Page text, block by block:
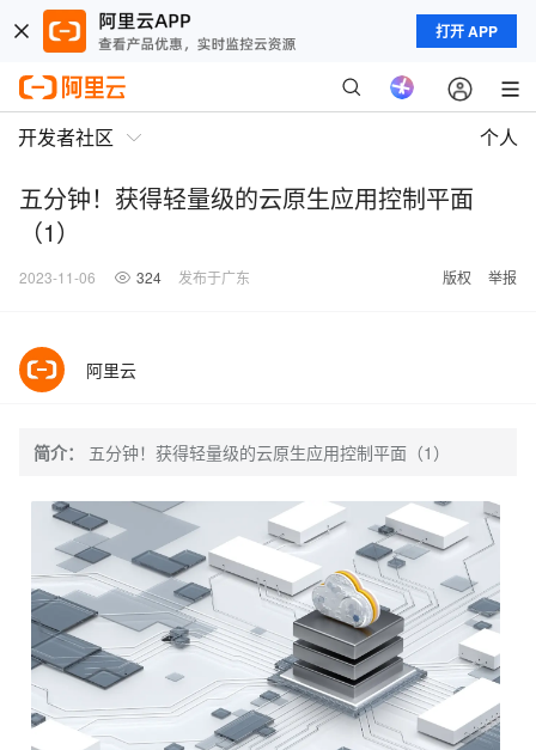
打开 APP
开发者社区 个人
五分钟！获得轻量级的云原生应用控制平面
（1）
2023-11-06 324 发布于广东 版权 举报
阿里云
简介： 五分钟！获得轻量级的云原生应用控制平面（1）